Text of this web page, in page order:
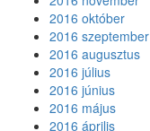
2016 október
2016 szeptember
2016 augusztus
2016 július
2016 június
2016 május
2016 április